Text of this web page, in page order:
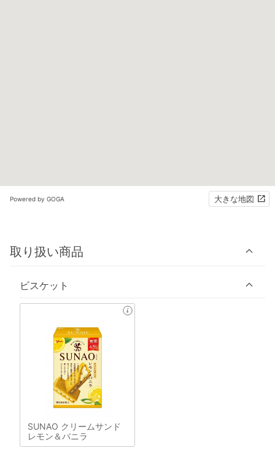
Powered by GOGA 大きな地図
取り扱い商品
ビスケット
SUNAO クリームサンド
レモン＆バニラ